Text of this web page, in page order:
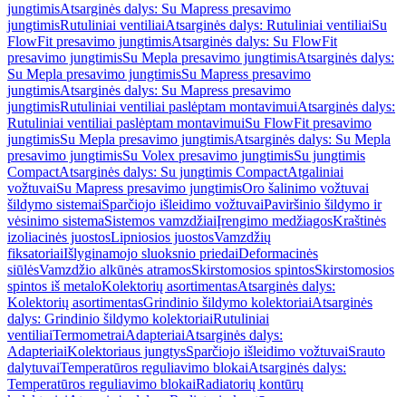
jungtimisAtsarginės dalys: Su Mapress presavimo
jungtimisRutuliniai ventiliaiAtsarginės dalys: Rutuliniai ventiliaiSu
FlowFit presavimo jungtimisAtsarginės dalys: Su FlowFit
presavimo jungtimisSu Mepla presavimo jungtimisAtsarginės dalys:
Su Mepla presavimo jungtimisSu Mapress presavimo
jungtimisAtsarginės dalys: Su Mapress presavimo
jungtimisRutuliniai ventiliai paslėptam montavimuiAtsarginės dalys:
Rutuliniai ventiliai paslėptam montavimuiSu FlowFit presavimo
jungtimisSu Mepla presavimo jungtimisAtsarginės dalys: Su Mepla
presavimo jungtimisSu Volex presavimo jungtimisSu jungtimis
CompactAtsarginės dalys: Su jungtimis CompactAtgaliniai
vožtuvaiSu Mapress presavimo jungtimisOro šalinimo vožtuvai
šildymo sistemaiSparčiojo išleidimo vožtuvaiPaviršinio šildymo ir
vėsinimo sistemaSistemos vamzdžiaiĮrengimo medžiagosKraštinės
izoliacinės juostosLipniosios juostosVamzdžių
fiksatoriaiIšlyginamojo sluoksnio priedaiDeformacinės
siūlėsVamzdžio alkūnės atramosSkirstomosios spintosSkirstomosios
spintos iš metaloKolektorių asortimentasAtsarginės dalys:
Kolektorių asortimentasGrindinio šildymo kolektoriaiAtsarginės
dalys: Grindinio šildymo kolektoriaiRutuliniai
ventiliaiTermometraiAdapteriaiAtsarginės dalys:
AdapteriaiKolektoriaus jungtysSparčiojo išleidimo vožtuvaiSrauto
dalytuvaiTemperatūros reguliavimo blokaiAtsarginės dalys:
Temperatūros reguliavimo blokaiRadiatorių kontūrų